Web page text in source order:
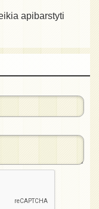
apibarstyti